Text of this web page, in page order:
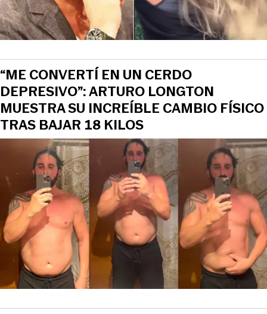
“ME CONVERTÍ EN UN CERDO
DEPRESIVO”: ARTURO LONGTON
MUESTRA SU INCREÍBLE CAMBIO FÍSICO
TRAS BAJAR 18 KILOS